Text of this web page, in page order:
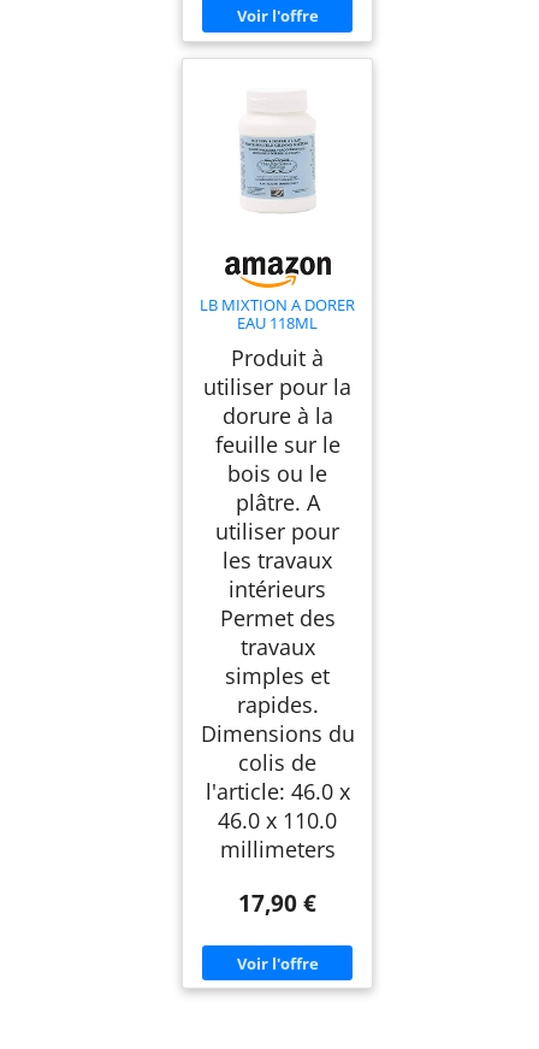
LB MIXTION A DORER
EAU 118ML
Produit à
utiliser pour la
dorure à la
feuille sur le
bois ou le
plâtre. A
utiliser pour
les travaux
intérieurs
Permet des
travaux
simples et
rapides.
Dimensions du
colis de
l'article: 46.0 x
46.0 x 110.0
millimeters
17,90 €